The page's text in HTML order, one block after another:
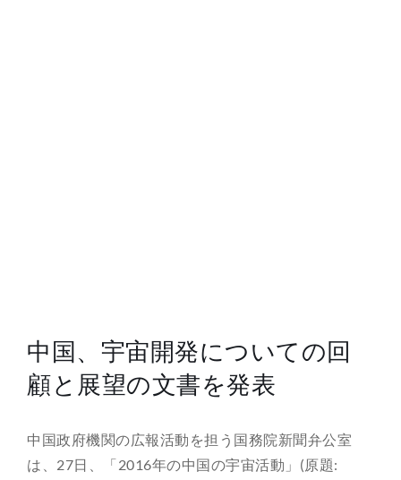
中国、宇宙開発についての回
顧と展望の文書を発表
中国政府機関の広報活動を担う国務院新聞弁公室
は、27日、「2016年の中国の宇宙活動」(原題: